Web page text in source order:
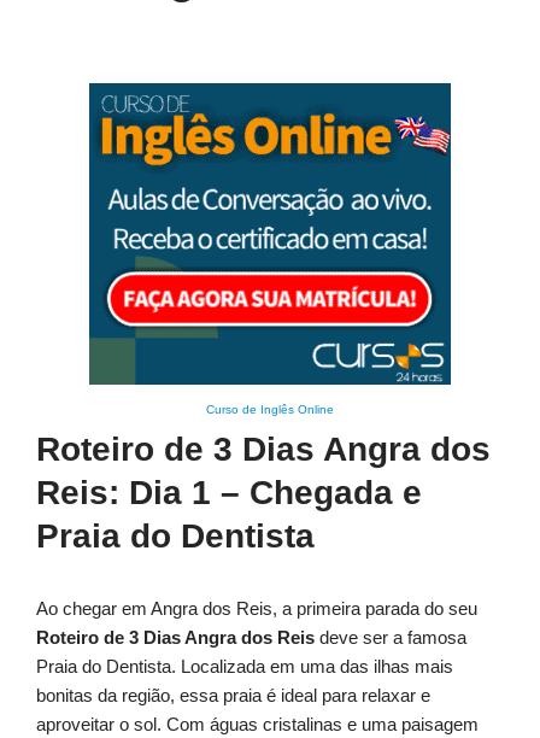
Curso de Inglês Online
Roteiro de 3 Dias Angra dos
Reis: Dia 1 – Chegada e
Praia do Dentista
Ao chegar em Angra dos Reis, a primeira parada do seu
Roteiro de 3 Dias Angra dos Reis deve ser a famosa
Praia do Dentista. Localizada em uma das ilhas mais
bonitas da região, essa praia é ideal para relaxar e
aproveitar o sol. Com águas cristalinas e uma paisagem